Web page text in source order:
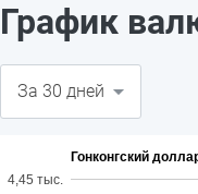
График
Гонконгский
4,45 тыс.